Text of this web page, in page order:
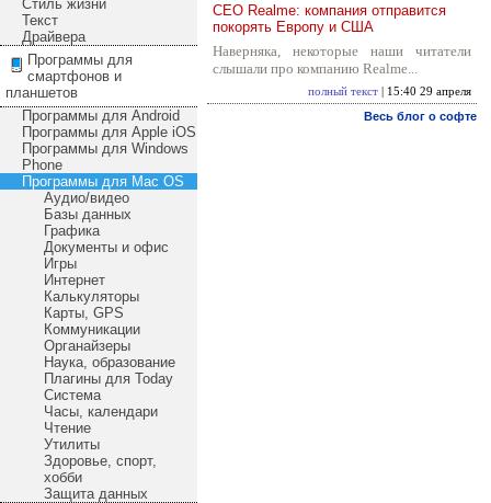
Стиль жизни
Текст
Драйвера
Программы для
смартфонов и
планшетов
Программы для Android
Программы для Apple iOS
Программы для Windows
Phone
Программы для Mac OS
Аудио/видео
Базы данных
Графика
Документы и офис
Игры
Интернет
Калькуляторы
Карты, GPS
Коммуникации
Органайзеры
Наука, образование
Плагины для Today
Система
Часы, календари
Чтение
Утилиты
Здоровье, спорт,
хобби
Защита данных
CEO Realme: компания отправится
покорять Европу и США
Наверняка, некоторые наши читатели
слышали про компанию Realme...
полный текст | 15:40 29 апреля
Весь блог о софте